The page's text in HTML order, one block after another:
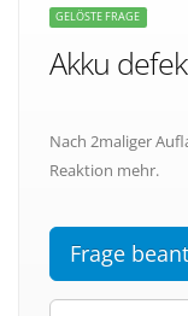
GELÖSTE FRAGE
Akku
Nach 2maliger
Reaktion mehr.
Frage